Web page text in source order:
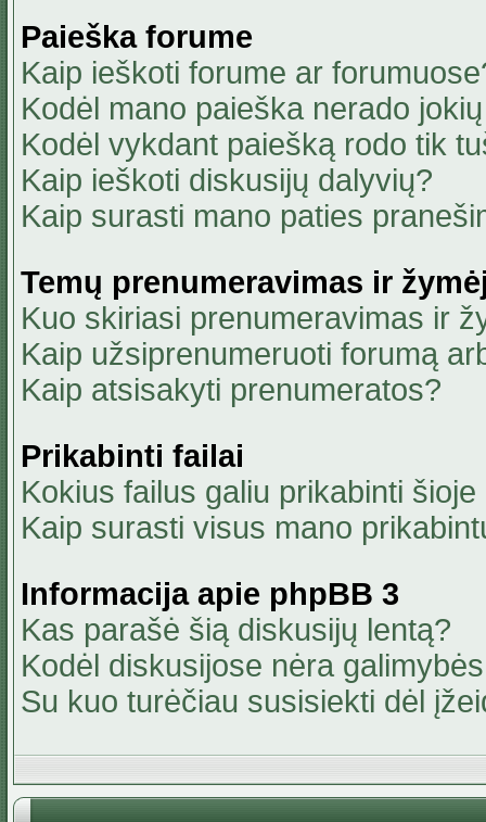
Paieška forume
Kaip ieškoti forume ar
Kodėl mano paieška nerado
Kodėl vykdant paiešką rodo tik
Kaip ieškoti diskusijų dalyvių?
Kaip surasti mano paties
Temų prenumeravimas ir
Kuo skiriasi prenumeravimas ir
Kaip užsiprenumeruoti forumą
Kaip atsisakyti prenumeratos?
Prikabinti failai
Kokius failus galiu prikabinti
Kaip surasti visus mano
Informacija apie phpBB 3
Kas parašė šią diskusijų lentą?
Kodėl diskusijose nėra
Su kuo turėčiau susisiekti dėl